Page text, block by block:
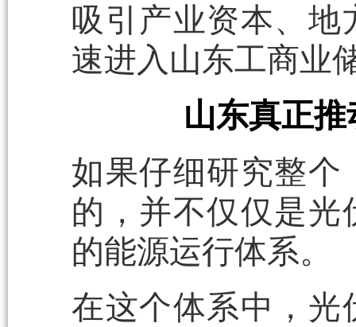
吸引产业资本、
速进入山东工商业
山东真正
如果仔细研究整个
的，并不仅仅是
的能源运行体系。
在这个体系中，光